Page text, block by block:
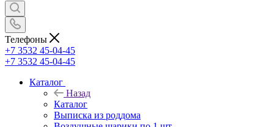
Телефоны
+7 3532 45-04-45
+7 3532 45-04-45
Каталог
Назад
Каталог
Выписка из роддома